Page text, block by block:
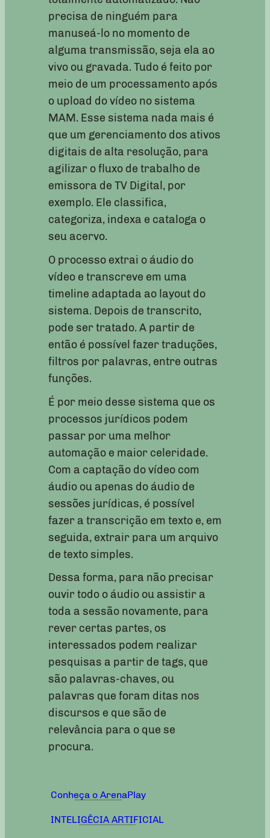
precisa de ninguém para
manuseá-lo no momento de
alguma transmissão, seja ela ao
vivo ou gravada. Tudo é feito por
meio de um processamento após
o upload do vídeo no sistema
MAM. Esse sistema nada mais é
que um gerenciamento dos ativos
digitais de alta resolução, para
agilizar o fluxo de trabalho de
emissora de TV Digital, por
exemplo. Ele classifica,
categoriza, indexa e cataloga o
seu acervo.
O processo extrai o áudio do
vídeo e transcreve em uma
timeline adaptada ao layout do
sistema. Depois de transcrito,
pode ser tratado. A partir de
então é possível fazer traduções,
filtros por palavras, entre outras
funções.
É por meio desse sistema que os
processos jurídicos podem
passar por uma melhor
automação e maior celeridade.
Com a captação do vídeo com
áudio ou apenas do áudio de
sessões jurídicas, é possível
fazer a transcrição em texto e, em
seguida, extrair para um arquivo
de texto simples.
Dessa forma, para não precisar
ouvir todo o áudio ou assistir a
toda a sessão novamente, para
rever certas partes, os
interessados podem realizar
pesquisas a partir de tags, que
são palavras-chaves, ou
palavras que foram ditas nos
discursos e que são de
relevância para o que se
procura.
Conheça o ArenaPlay
INTELIGÊCIA ARTIFICIAL